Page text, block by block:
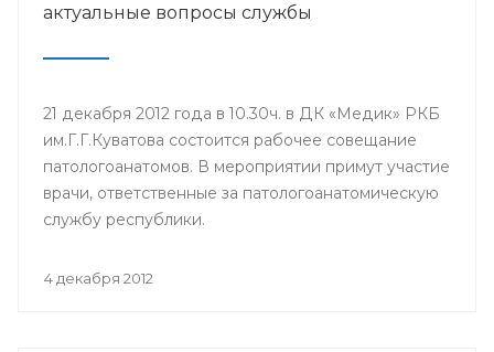
актуальные вопросы службы
21 декабря 2012 года в 10.30ч. в ДК «Медик» РКБ
им.Г.Г.Куватова состоится рабочее совещание
патологоанатомов. В мероприятии примут участие
врачи, ответственные за патологоанатомическую
службу республики.
4 декабря 2012